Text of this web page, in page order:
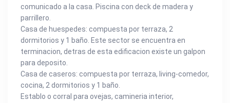
comunicado a la casa. Piscina con deck de madera y
parrillero.
Casa de huespedes: compuesta por terraza, 2
dormitorios y 1 baño. Este sector se encuentra en
terminacion, detras de esta edificacion existe un galpon
para deposito.
Casa de caseros: compuesta por terraza, living-comedor,
cocina, 2 dormitorios y 1 baño.
Establo o corral para ovejas, camineria interior,